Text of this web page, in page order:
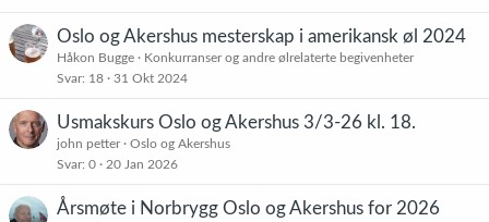
Oslo og Akershus mesterskap i amerikansk øl 2024
Håkon Bugge
Konkurranser og andre ølrelaterte begivenheter
Svar 18 31 Okt 2024
Usmakskurs Oslo og Akershus 3/3-26 kl. 18.
john petter
Oslo og Akershus
Svar 0 20 Jan 2026
Årsmøte i Norbrygg Oslo og Akershus for 2026